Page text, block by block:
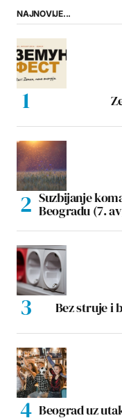
NAJNOVIJE...
Suzbijanje
Beogradu (7.
Bez struje i
Beograd uz